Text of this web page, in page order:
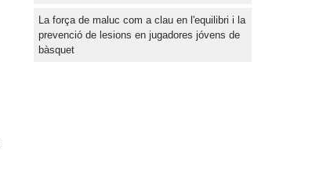
La força de maluc com a clau en l'equilibri i la
prevenció de lesions en jugadores jóvens de
bàsquet